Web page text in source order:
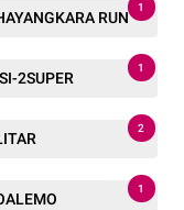
RUN
1
2SUPER
1
2
1